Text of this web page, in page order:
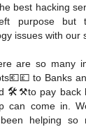
best hacking
purpose but
issues with our
are so many
to Banks
🛠️⚒️to pay back
can come in.
helping so